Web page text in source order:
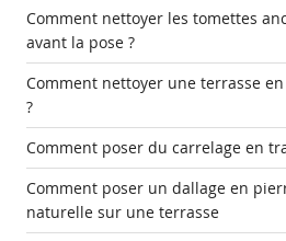
Comment nettoyer les tomettes
avant la pose ?
Comment nettoyer une terrasse
?
Comment poser du carrelage en
Comment poser un dallage en
naturelle sur une terrasse